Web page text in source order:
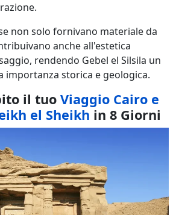
non solo fornivano materiale da
anche all'estetica
rendendo Gebel el Silsila un
importanza storica e geologica.
il tuo Viaggio Cairo e
el Sheikh in 8 Giorni